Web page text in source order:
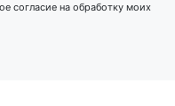
согласие на обработку моих